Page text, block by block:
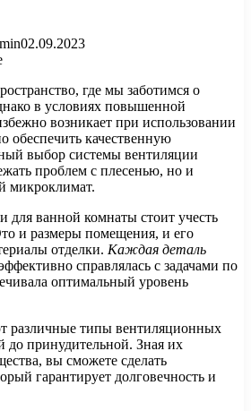
02.09.2023
где мы заботимся о
в условиях повышенной
возникает при использовании
обеспечить качественную
выбор системы вентиляции
проблем с плесенью, но и
микроклимат.
для ванной комнаты стоит учесть
и размеры помещения, и его
отделки. Каждая деталь
справлялась с задачами по
оптимальный уровень
различные типы вентиляционных
до принудительной. Зная их
вы сможете сделать
гарантирует долговечность и